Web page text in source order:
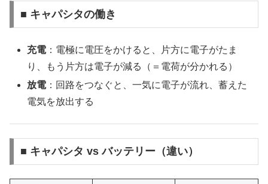
■ キャパシタの働き
充電：電極に電圧をかけると、片方に電子がたま
り、もう片方は電子が減る（＝電荷が分かれる）
放電：回路をつなぐと、一気に電子が流れ、蓄えた
電気を放出する
■ キャパシタ vs バッテリー（違い）